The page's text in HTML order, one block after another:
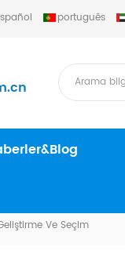
português
Ve Seçim